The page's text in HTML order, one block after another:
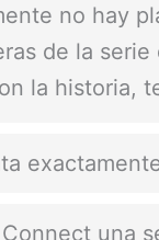
no hay
de la
la historia,
Connect una